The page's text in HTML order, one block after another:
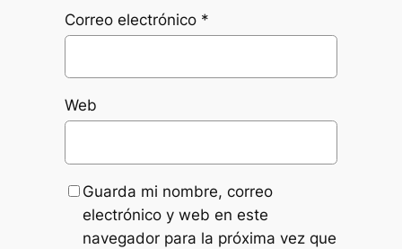
Correo electrónico *
Web
Guarda mi nombre, correo
electrónico y web en este
navegador para la próxima vez que